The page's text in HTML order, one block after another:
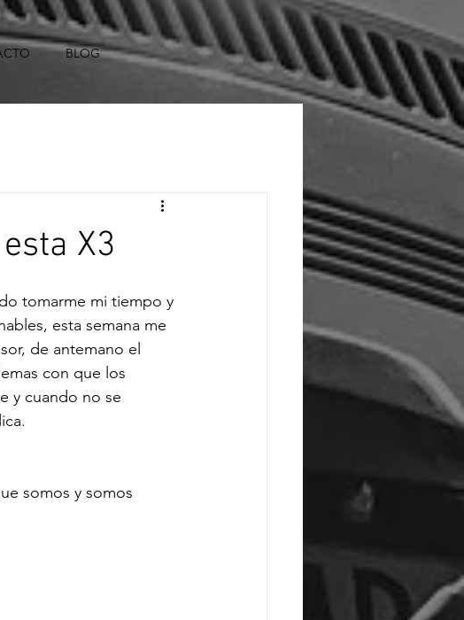
BLOG
X3
tomarme mi tiempo y
esta semana me
de antemano el
con que los
y cuando no se
somos y somos